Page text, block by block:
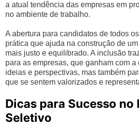
a atual tendência das empresas em
no ambiente de trabalho.
A abertura para candidatos de todos
prática que ajuda na construção de
mais justo e equilibrado. A inclusão
para as empresas, que ganham com
ideias e perspectivas, mas também
que se sentem valorizados e
Dicas para Sucesso no
Seletivo